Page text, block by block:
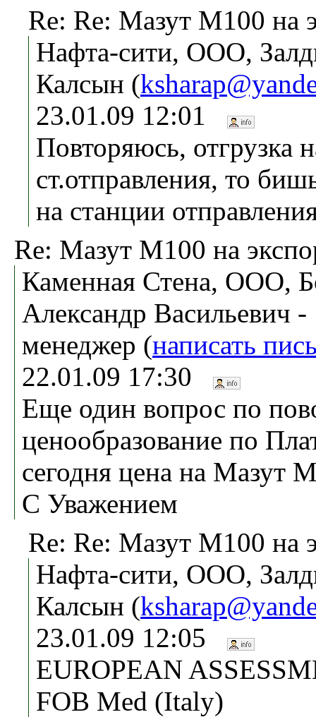
Re: Re: Мазут М100 на
Нафта-сити, ООО,
Калсын (
23.01.09 12:01
Повторяюсь, отгрузка
cт.отправления, то
на станции
Re: Мазут М100 на
Каменная Стена, ООО,
Александр Васильевич -
менеджер (написать
22.01.09 17:30
Еще один вопрос по
ценообразование по
сегодня цена на Мазут
С Уважением
Re: Re: Мазут М100 на
Нафта-сити, ООО,
Калсын (
23.01.09 12:05
EUROPEAN
FOB Med (Italy)